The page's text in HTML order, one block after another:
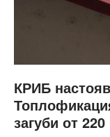
КРИБ
загуби от